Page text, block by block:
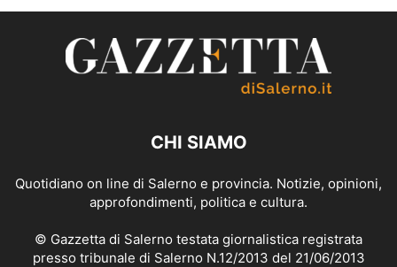
CHI SIAMO
Quotidiano on line di Salerno e provincia. Notizie, opinioni,
approfondimenti, politica e cultura.
© Gazzetta di Salerno testata giornalistica registrata
presso tribunale di Salerno N.12/2013 del 21/06/2013